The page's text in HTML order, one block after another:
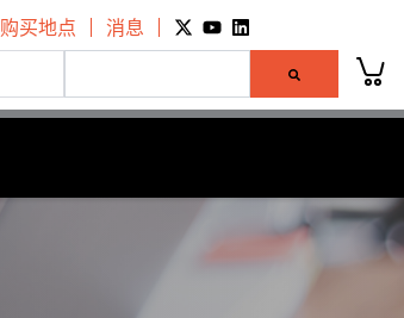
购买地点 消息 Go to Twitter page.
Go to YouTube page.
Go to LinkedIn page.
这是一个附加了自动建议功能的搜索字段。
没有建议，因为搜索字段为空。